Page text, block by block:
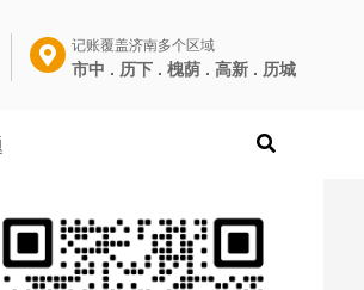
记账覆盖济南多个区域
市中 . 历下 . 槐荫 . 高新 . 历城